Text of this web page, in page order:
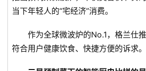
新
新
当下年轻人的“宅经济”消费。
作为全球微波炉的No.1，格兰仕
符合用户健康饮食、快捷方便的诉求。